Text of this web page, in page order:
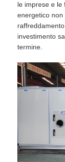
le imprese e le
energetico
investimento
termine.